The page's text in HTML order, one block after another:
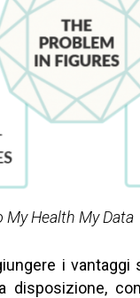
Health My Data
i vantaggi